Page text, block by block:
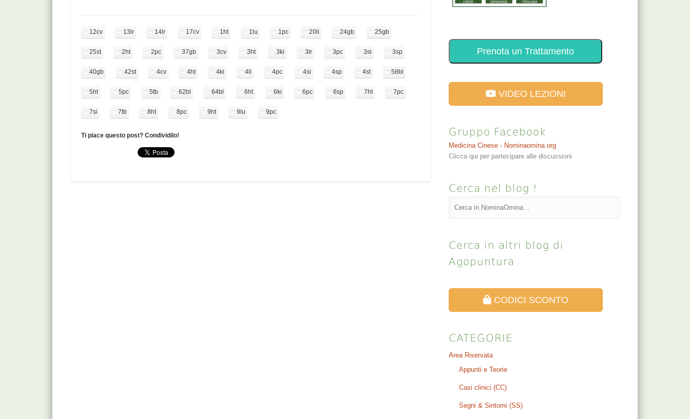
12cv 13lr 14lr 17cv 1ht 1lu 1pc 20li 24gb 25gb
25st 2ht 2pc 37gb 3cv 3ht 3ki 3lr 3pc 3si 3sp
40gb 42st 4cv 4ht 4ki 4li 4pc 4si 4sp 4st 58bl
5ht 5pc 5tb 62bl 64bl 6ht 6ki 6pc 6sp 7ht 7pc
7si 7tb 8ht 8pc 9ht 9lu 9pc
Ti piace questo post? Condividilo!
Prenota un Trattamento
VIDEO LEZIONI
Gruppo Facebook
Medicina Cinese - Nominaomina.org
Clicca qui per partecipare alle discussioni
Cerca nel blog !
Cerca in altri blog di
Agopuntura
CODICI SCONTO
CATEGORIE
Area Riservata
Appunti e Teorie
Casi clinici (CC)
Segni & Sintomi (SS)